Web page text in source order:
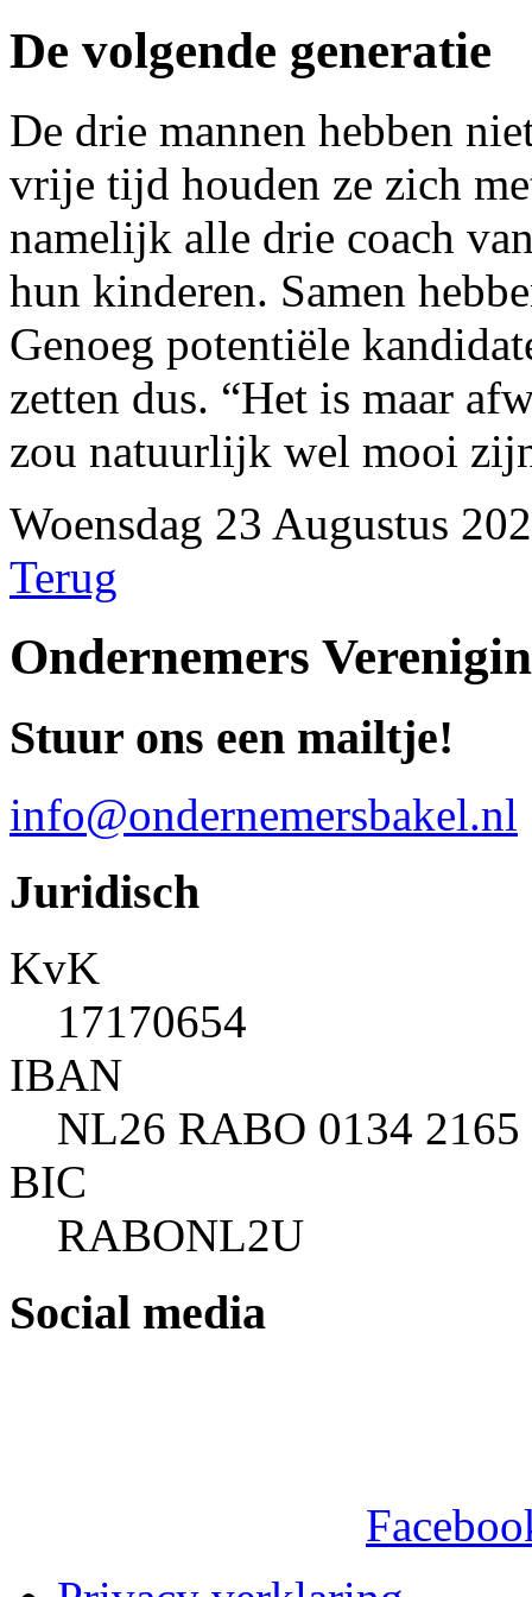
De volgende generatie
De drie mannen hebben
vrije tijd houden ze zich
namelijk alle drie coach
hun kinderen. Samen
Genoeg potentiële
zetten dus. “Het is maar
zou natuurlijk wel mooi
Woensdag 23 Augustus
Terug
Ondernemers
Stuur ons een mailtje!
info@ondernemersbakel.nl
Juridisch
KvK
17170654
IBAN
NL26 RABO 0134 2165
BIC
RABONL2U
Social media